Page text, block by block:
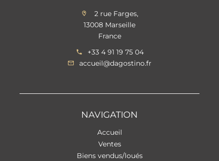
2 rue Farges,
13008 Marseille
France
+33 4 91 19 75 04
accueil@dagostino.fr
NAVIGATION
Accueil
Ventes
Biens vendus/loués